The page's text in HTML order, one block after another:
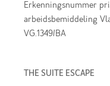
Erkenningsnummer
arbeidsbemiddeling
VG.1349/BA
THE SUITE ESCAPE